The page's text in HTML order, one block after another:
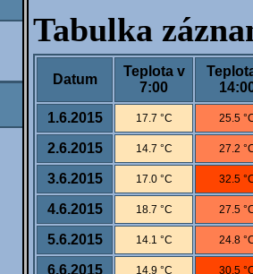
Tabulka
Datum
Teplota v
7:00
1.6.2015
17.7 °C 25.5
2.6.2015 14.7 °C 27.2
3.6.2015 17.0 °C 32.5
4.6.2015 18.7 °C 27.5
5.6.2015 14.1 °C 24.8
6.6.2015 14.9 °C 30.5